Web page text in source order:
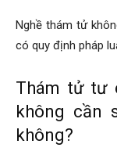
Nghề thám tử
có quy định pháp
Thám tử tư
không cần
không?